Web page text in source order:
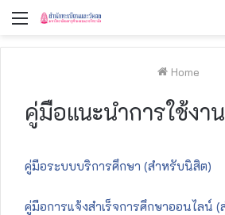
Menu
Home
คู่มือแนะนำการใช้งา
คู่มือระบบบริการศึกษา (สำหรับนิสิต)
คู่มือการแจ้งสำเร็จการศึกษาออนไลน์